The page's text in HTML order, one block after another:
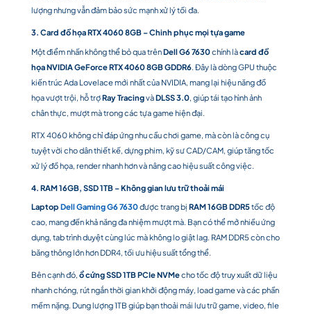
lượng nhưng vẫn đảm bảo sức mạnh xử lý tối đa.
3. Card đồ họa RTX 4060 8GB – Chinh phục mọi tựa game
Một điểm nhấn không thể bỏ qua trênDell G6 7630chính làcard đồ
họa NVIDIA GeForce RTX 4060 8GB GDDR6 . Đây là dòng GPU thuộc
kiến trúc Ada Lovelace mới nhất của NVIDIA, mang lại hiệu năng đồ
họa vượt trội, hỗ trợRay TracingvàDLSS 3.0 , giúp tái tạo hình ảnh
chân thực, mượt mà trong các tựa game hiện đại.
RTX 4060 không chỉ đáp ứng nhu cầu chơi game, mà còn là công cụ
tuyệt vời cho dân thiết kế, dựng phim, kỹ sư CAD/CAM, giúp tăng tốc
xử lý đồ họa, render nhanh hơn và nâng cao hiệu suất công việc.
4. RAM 16GB, SSD 1TB – Không gian lưu trữ thoải mái
Laptop Dell Gaming G6 7630được trang bị RAM 16GB DDR5tốc độ
cao, mang đến khả năng đa nhiệm mượt mà. Bạn có thể mở nhiều ứng
dụng, tab trình duyệt cùng lúc mà không lo giật lag. RAM DDR5 còn cho
băng thông lớn hơn DDR4, tối ưu hiệu suất tổng thể.
Bên cạnh đó, ổ cứng SSD 1TB PCIe NVMecho tốc độ truy xuất dữ liệu
nhanh chóng, rút ngắn thời gian khởi động máy, load game và các phần
mềm nặng. Dung lượng 1TB giúp bạn thoải mái lưu trữ game, video, file